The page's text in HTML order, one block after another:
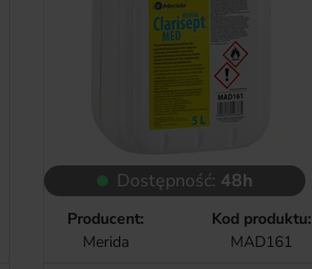
Dostępność: 48h
Producent:
Merida
Kod produktu:
MAD161